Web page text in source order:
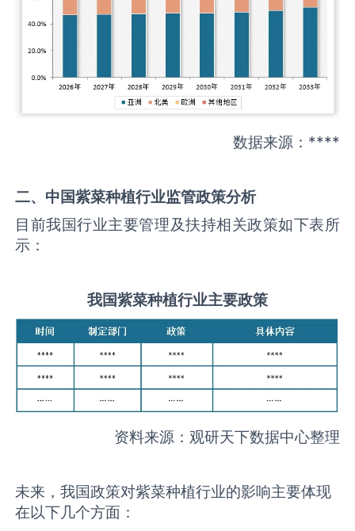
数据来源：****
二、中国紫菜种植行业监管政策分析
目前我国行业主要管理及扶持相关政策如下表所
示：
我国紫菜种植行业主要政策
资料来源：观研天下数据中心整理
未来，我国政策对紫菜种植行业的影响主要体现
在以下几个方面：